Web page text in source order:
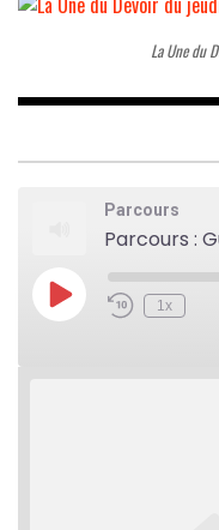
La Une du
Parcours
Parcours :
Play
Episode
Rewind
1x